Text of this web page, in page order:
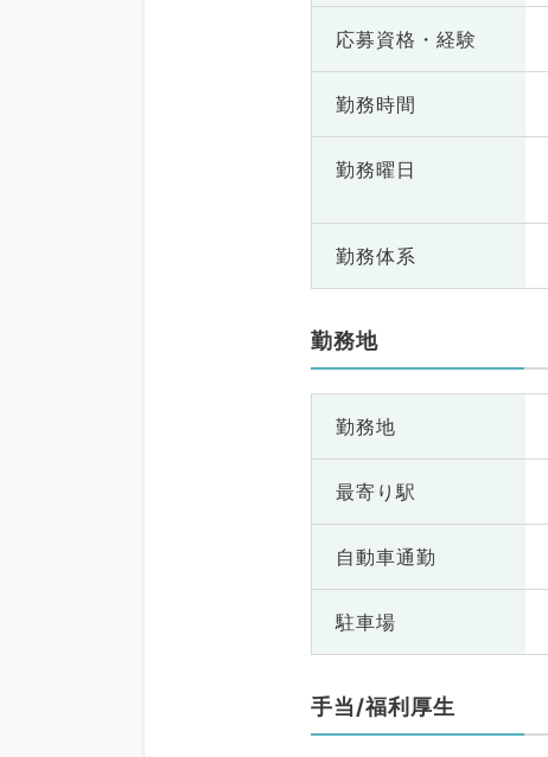
応募資格・ 経験
勤務時間
勤務曜日
勤務体系
勤務地
勤務地
最寄り駅
自動車通勤
駐車場
手当/福利厚生